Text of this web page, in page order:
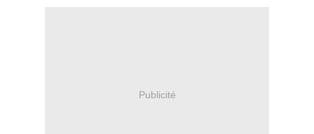
Publicité